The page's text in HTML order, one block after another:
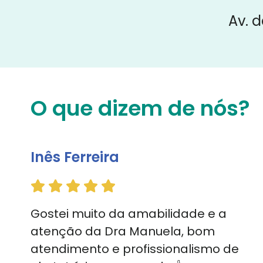
Av.
O que dizem de nós?
Inês Ferreira
Gostei muito da amabilidade e a
atenção da Dra Manuela, bom
atendimento e profissionalismo de